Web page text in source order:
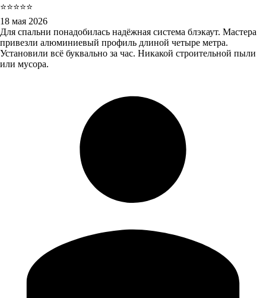
⭐⭐⭐⭐⭐
18 мая 2026
Для спальни понадобилась надёжная система блэкаут. Мастера
привезли алюминиевый профиль длиной четыре метра.
Установили всё буквально за час. Никакой строительной пыли
или мусора.